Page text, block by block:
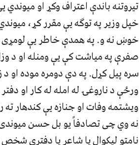
خپل وزیر په توګه یې مقرر کړ،
صفرې په میاشت کې یې ومنله او د
سره پیل کړل. په دې دومره موده او
ویشتمه وفات او جنازه یې کندهار
نه وي چی تصادفاً یو بل حسن
نامتو لیکوال یا شاعر یا دفتری